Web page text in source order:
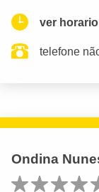
ver
telefone
Ondina